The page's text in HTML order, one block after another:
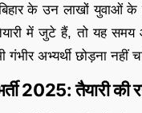
के उन लाखों युवाओं के
तैयारी में जुटे हैं, तो यह
गंभीर अभ्यर्थी छोड़ना नहीं
2025: तैयारी की